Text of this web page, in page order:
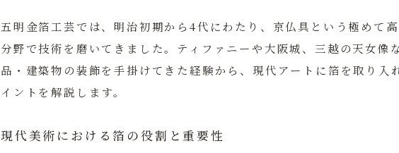
五明金箔工芸では、明治初期から4代にわたり、京仏具という極めて
分野で技術を磨いてきました。ティファニーや大阪城、三越の天女像
品・建築物の装飾を手掛けてきた経験から、現代アートに箔を取り入
イントを解説します。
現代美術における箔の役割と重要性